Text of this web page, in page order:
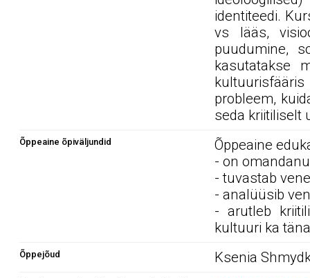
identiteedi.
vs lääs,
puudumine,
kasutatakse
probleem,
seda kriitiliselt
Õppeaine õpiväljundid
Õppeaine
- on
- tuvastab
- analüüsib
- arutleb
kultuuri ka
Õppejõud Ksenia